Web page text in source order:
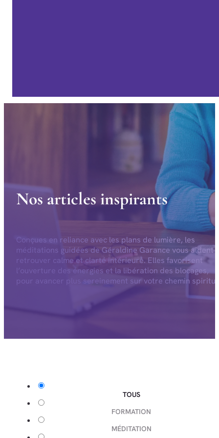
Nos articles inspirants
Conçues en reliance avec les plans de lumière, les
méditations guidées de Géraldine Garance vous aident
retrouver calme et clarté intérieure. Elles favorisent
l’ouverture des énergies et la libération des blocages,
pour avancer plus sereinement sur votre chemin
TOUS
FORMATION
MÉDITATION